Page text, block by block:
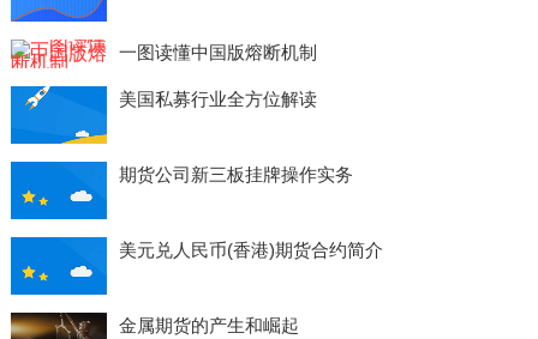
一图读懂中国版熔断机制
美国私募行业全方位解读
期货公司新三板挂牌操作实务
美元兑人民币(香港)期货合约简介
金属期货的产生和崛起